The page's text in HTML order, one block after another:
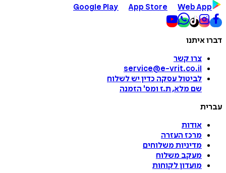
Google Play
App Store Web App
דברו איתנו
צרו קשר
service@e-vrit.co.il
לביטול עסקה כדין יש לשלוח
שם מלא, ת.ז ומס' הזמנה
עברית
אודות
מרכז העזרה
מדיניות משלוחים
מעקב משלוח
מועדון לקוחות